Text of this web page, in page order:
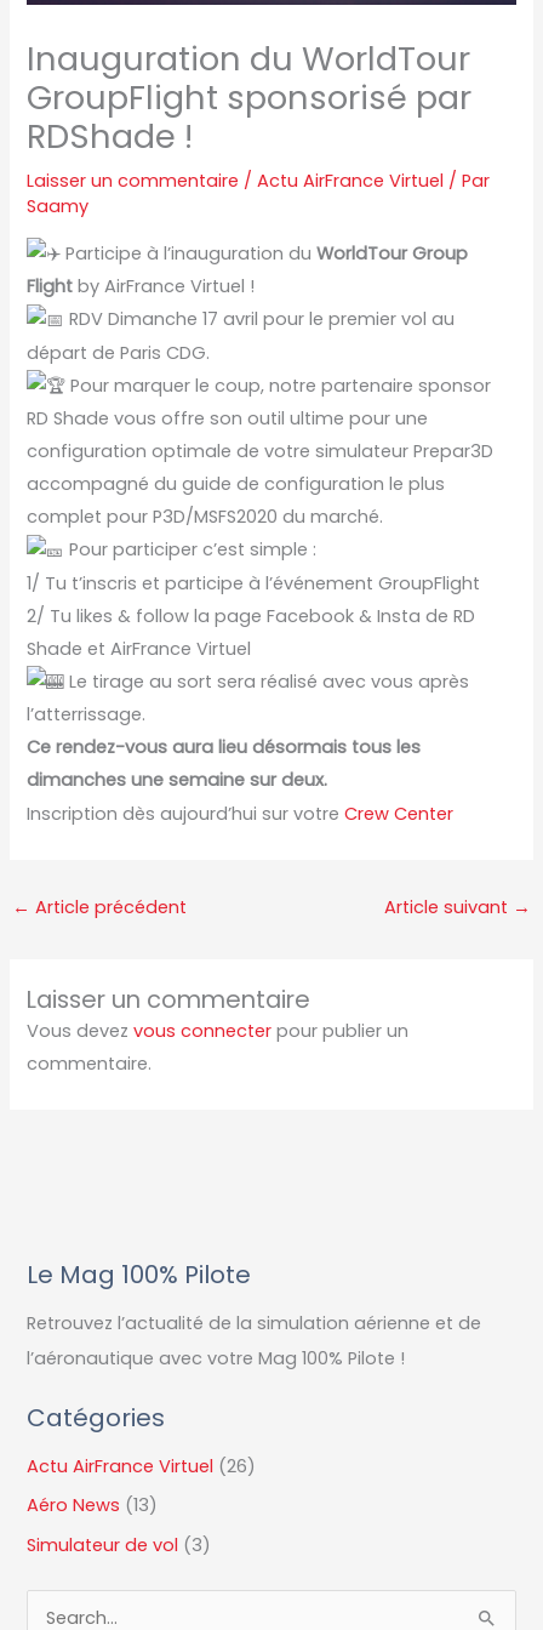
Inauguration du WorldTour
GroupFlight sponsorisé par
RDShade !
Laisser un commentaire /Actu AirFrance Virtuel / Par
Saamy
Participe à l’inauguration duWorldTour Group
Flight by AirFrance Virtuel !
RDV Dimanche 17 avril pour le premier vol au
départ de Paris CDG.
Pour marquer le coup, notre partenaire sponsor
RD Shade vous offre son outil ultime pour une
configuration optimale de votre simulateur Prepar3D
accompagné du guide de configuration le plus
complet pour P3D/MSFS2020 du marché.
Pour participer c’est simple :
1/ Tu t’inscris et participe à l’événement GroupFlight
2/ Tu likes & follow la page Facebook & Insta de RD
Shade et AirFrance Virtuel
Le tirage au sort sera réalisé avec vous après
l’atterrissage.
Ce rendez-vous aura lieu désormais tous les
dimanches une semaine sur deux.
Inscription dès aujourd’hui sur votreCrew Center
← Article précédent Article suivant →
Laisser un commentaire
Vous devezvous connecter pour publier un
commentaire.
Le Mag 100% Pilote
Retrouvez l’actualité de la simulation aérienne et de
l’aéronautique avec votre Mag 100% Pilote !
Catégories
Actu AirFrance Virtuel (26)
Aéro News (13)
Simulateur de vol (3)